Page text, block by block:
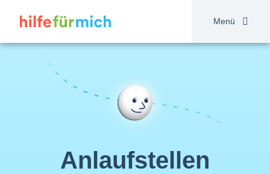
Inhalt
Menü
Anlaufstellen